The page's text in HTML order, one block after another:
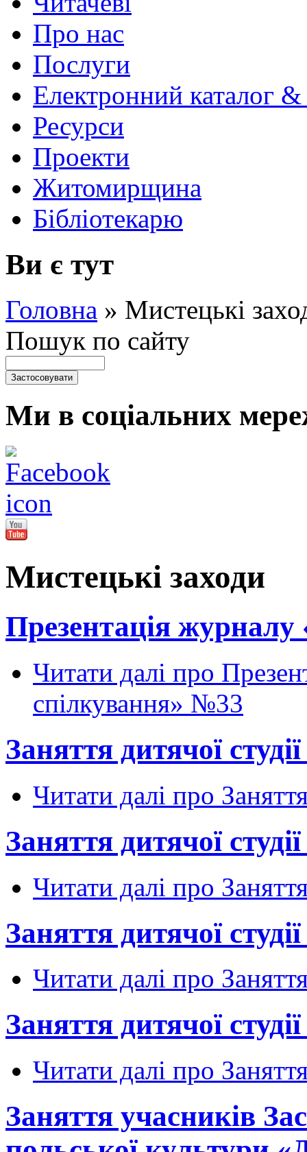
Про нас
Послуги
Електронний каталог
Ресурси
Проекти
Житомирщина
Бібліотекарю
Ви є тут
Головна » Мистецькі
Пошук по сайту
Ми в соціальних
Мистецькі заходи
Презентація
Читати далі про
спілкування» №33
Заняття дитячої
Читати далі про
Заняття дитячої
Читати далі про
Заняття дитячої
Читати далі про
Заняття дитячої
Читати далі про
Заняття учасників